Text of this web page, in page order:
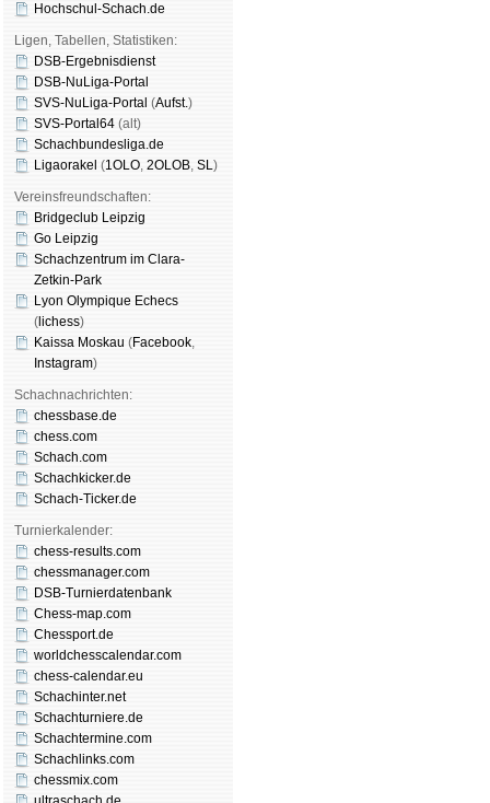
Hochschul-Schach.de
Ligen, Tabellen, Statistiken:
DSB-Ergebnisdienst
DSB-NuLiga-Portal
SVS-NuLiga-Portal (Aufst.)
SVS-Portal64 (alt)
Schachbundesliga.de
Ligaorakel (1OLO, 2OLOB, SL)
Vereinsfreundschaften:
Bridgeclub Leipzig
Go Leipzig
Schachzentrum im Clara-
Zetkin-Park
Lyon Olympique Echecs
( lichess)
Kaissa Moskau (Face­book,
Insta­gram)
Schachnachrichten:
chessbase.de
chess.com
Schach.com
Schachkicker.de
Schach-Ticker.de
Turnierkalender:
chess-results.com
chessmanager.com
DSB-Turnierdatenbank
Chess-map.com
Chessport.de
worldchesscalendar.com
chess-calendar.eu
Schachinter.net
Schachturniere.de
Schachtermine.com
Schachlinks.com
chessmix.com